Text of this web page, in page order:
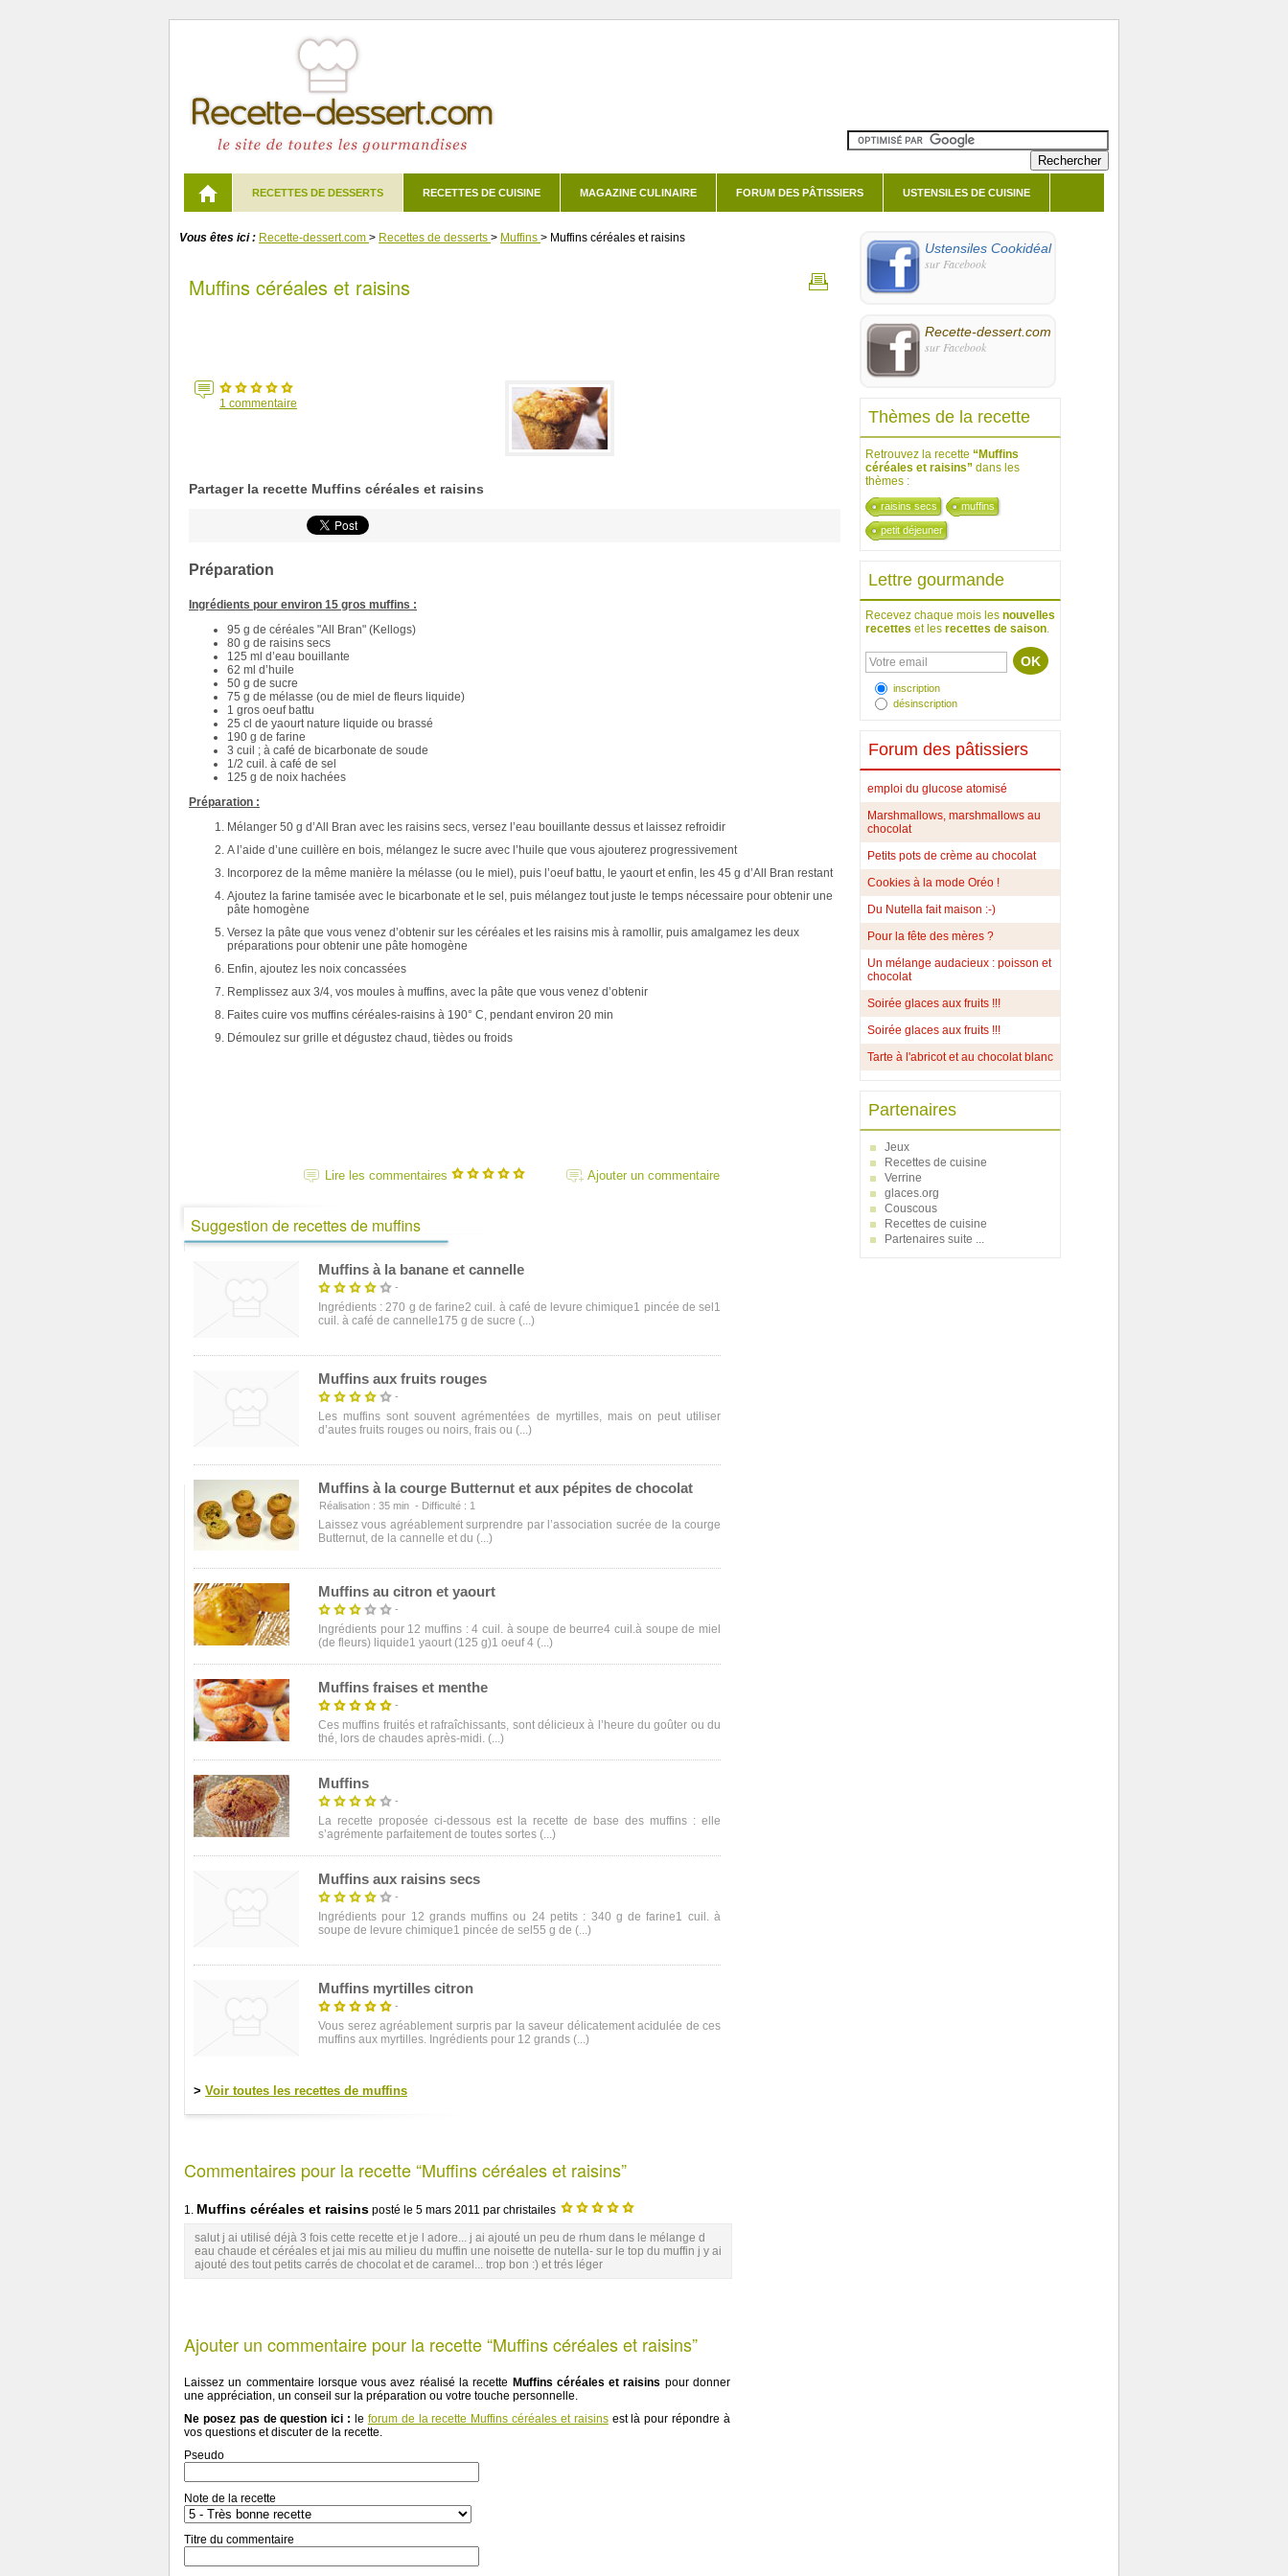
RECETTES DE DESSERTS RECETTES DE CUISINE MAGAZINE CULINAIRE FORUM DES PÂTISSIERS USTENSILES DE CUISINE
Vous êtes ici : Recette-dessert.com > Recettes de desserts > Muffins > Muffins céréales et raisins
Muffins céréales et raisins
1 commentaire
Partager la recette Muffins céréales et raisins
Préparation
Ingrédients pour environ 15 gros muffins :
95 g de céréales "All Bran" (Kellogs)
80 g de raisins secs
125 ml d’eau bouillante
62 ml d’huile
50 g de sucre
75 g de mélasse (ou de miel de fleurs liquide)
1 gros oeuf battu
25 cl de yaourt nature liquide ou brassé
190 g de farine
3 cuil ; à café de bicarbonate de soude
1/2 cuil. à café de sel
125 g de noix hachées
Préparation :
Mélanger 50 g d’All Bran avec les raisins secs, versez l’eau bouillante dessus et laissez refroidir
A l’aide d’une cuillère en bois, mélangez le sucre avec l’huile que vous ajouterez progressivement
Incorporez de la même manière la mélasse (ou le miel), puis l’oeuf battu, le yaourt et enfin, les 45 g d’All Bran restant
Ajoutez la farine tamisée avec le bicarbonate et le sel, puis mélangez tout juste le temps nécessaire pour obtenir une
pâte homogène
Versez la pâte que vous venez d’obtenir sur les céréales et les raisins mis à ramollir, puis amalgamez les deux
préparations pour obtenir une pâte homogène
Enfin, ajoutez les noix concassées
Remplissez aux 3/4, vos moules à muffins, avec la pâte que vous venez d’obtenir
Faites cuire vos muffins céréales-raisins à 190° C, pendant environ 20 min
Démoulez sur grille et dégustez chaud, tièdes ou froids
Lire les commentaires Ajouter un commentaire
Suggestion de recettes de muffins
Muffins à la banane et cannelle
-
Ingrédients : 270 g de farine2 cuil. à café de levure chimique1 pincée de sel1
cuil. à café de cannelle175 g de sucre (...)
Muffins aux fruits rouges
-
Les muffins sont souvent agrémentées de myrtilles, mais on peut utiliser
d’autes fruits rouges ou noirs, frais ou (...)
Muffins à la courge Butternut et aux pépites de chocolat
Réalisation : 35 min - Difficulté : 1
Laissez vous agréablement surprendre par l’association sucrée de la courge
Butternut, de la cannelle et du (...)
Muffins au citron et yaourt
-
Ingrédients pour 12 muffins : 4 cuil. à soupe de beurre4 cuil.à soupe de miel
(de fleurs) liquide1 yaourt (125 g)1 oeuf 4 (...)
Muffins fraises et menthe
-
Ces muffins fruités et rafraîchissants, sont délicieux à l’heure du goûter ou du
thé, lors de chaudes après-midi. (...)
Muffins
-
La recette proposée ci-dessous est la recette de base des muffins : elle
s’agrémente parfaitement de toutes sortes (...)
Muffins aux raisins secs
-
Ingrédients pour 12 grands muffins ou 24 petits : 340 g de farine1 cuil. à
soupe de levure chimique1 pincée de sel55 g de (...)
Muffins myrtilles citron
-
Vous serez agréablement surpris par la saveur délicatement acidulée de ces
muffins aux myrtilles. Ingrédients pour 12 grands (...)
> Voir toutes les recettes de muffins
Commentaires pour la recette “Muffins céréales et raisins”
1. Muffins céréales et raisins posté le 5 mars 2011 par christailes
salut j ai utilisé déjà 3 fois cette recette et je l adore... j ai ajouté un peu de rhum dans le mélange d
eau chaude et céréales et jai mis au milieu du muffin une noisette de nutella- sur le top du muffin j y ai
ajouté des tout petits carrés de chocolat et de caramel... trop bon :) et trés léger
Ajouter un commentaire pour la recette “Muffins céréales et raisins”
Laissez un commentaire lorsque vous avez réalisé la recette Muffins céréales et raisins pour donner
une appréciation, un conseil sur la préparation ou votre touche personnelle.
Ne posez pas de question ici : le forum de la recette Muffins céréales et raisinsest là pour répondre à
vos questions et discuter de la recette.
Pseudo
Note de la recette
Titre du commentaire
Ustensiles Cookidéal
sur Facebook
Recette-dessert.com
sur Facebook
Thèmes de la recette
Retrouvez la recette “Muffins
céréales et raisins” dans les
thèmes :
raisins secs muffins
petit déjeuner
Lettre gourmande
Recevez chaque mois les nouvelles
recettes et les recettes de saison.
inscription
désinscription
Forum des pâtissiers
emploi du glucose atomisé
Marshmallows, marshmallows au
chocolat
Petits pots de crème au chocolat
Cookies à la mode Oréo !
Du Nutella fait maison :-)
Pour la fête des mères ?
Un mélange audacieux : poisson et
chocolat
Soirée glaces aux fruits !!!
Soirée glaces aux fruits !!!
Tarte à l'abricot et au chocolat blanc
Partenaires
Jeux
Recettes de cuisine
Verrine
glaces.org
Couscous
Recettes de cuisine
Partenaires suite ...